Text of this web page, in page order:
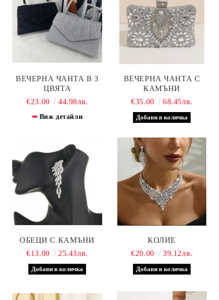
ВЕЧЕРНА ЧАНТА В 3
ЦВЯТА
€23.00
44.98лв.
Виж детайли
ВЕЧЕРНА ЧАНТА С
КАМЪНИ
€35.00
68.45лв.
ОБЕЦИ С КАМЪНИ
€13.00
25.43лв.
КОЛИЕ
€20.00
39.12лв.